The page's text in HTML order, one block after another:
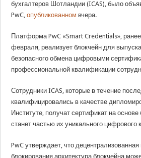
бухгалтеров Шотландии (ICAS), было
PwC,опубликованном вчера.
Платформа PwC «Smart Credentials»,
февраля, реализует блокчейн для
безопасного обмена цифровыми
профессиональной квалификации
Сотрудники ICAS, которые в течение
квалифицировались в качестве
Институте, получат сертификат на основе
станет частью их уникального цифрового
PwC утверждает, что
блокирования архитектура блокчейна